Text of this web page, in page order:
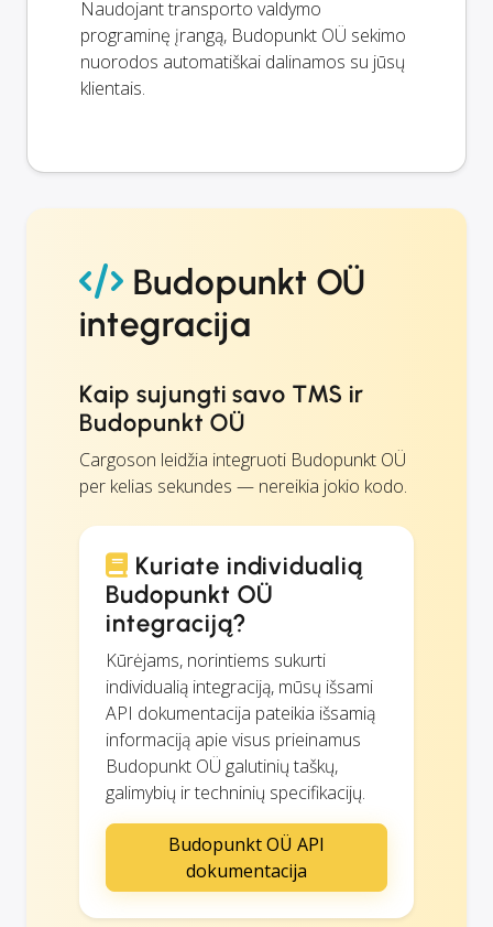
Naudojant transporto valdymo
programinę įrangą, Budopunkt OÜ sekimo
nuorodos automatiškai dalinamos su jūsų
klientais.
Budopunkt OÜ
integracija
Kaip sujungti savo TMS ir
Budopunkt OÜ
Cargoson leidžia integruoti Budopunkt OÜ
per kelias sekundes — nereikia jokio kodo.
Kuriate individualią
Budopunkt OÜ
integraciją?
Kūrėjams, norintiems sukurti
individualią integraciją, mūsų išsami
API dokumentacija pateikia išsamią
informaciją apie visus prieinamus
Budopunkt OÜ galutinių taškų,
galimybių ir techninių specifikacijų.
Budopunkt OÜ API
dokumentacija